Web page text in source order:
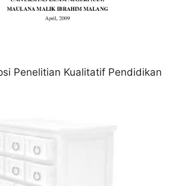
Penelitian Kualitatif Pendidikan